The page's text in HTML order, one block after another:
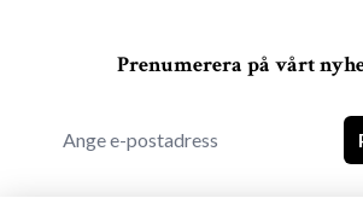
Prenumerera på vårt